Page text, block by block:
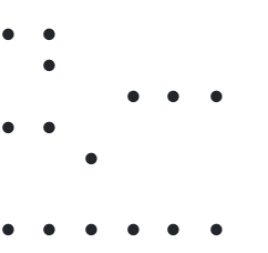
●
●
●
● ●
●
●
●
●
● ● ● ● ● ●